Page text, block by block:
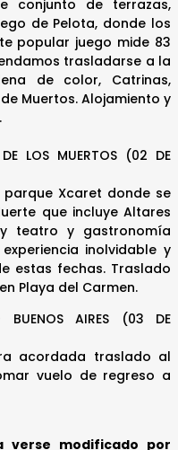
de terrazas,
de Pelota, donde los
juego mide 83
trasladarse a la
de color, Catrinas,
Muertos. Alojamiento y
LOS MUERTOS (02 DE
Xcaret donde se
que incluye Altares
teatro y gastronomía
inolvidable y
fechas. Traslado
del Carmen.
AIRES (03 DE
traslado al
vuelo de regreso a
modificado por